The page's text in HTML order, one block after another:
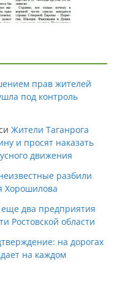
прав жителей
под контроль
Жители Таганрога
и просят наказать
движения
разбили
Хорошилова
еще два предприятия
Ростовской области
на дорогах
на каждом